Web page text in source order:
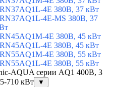
4E 380В, 37 кВт
4E-MS 380В, 37
4E 380В, 45 кВт
4E 380В, 45 кВт
4E 380В, 55 кВт
4E 380В, 55 кВт
AQUA серии AQ1 400В, 3
710 кВт
▼